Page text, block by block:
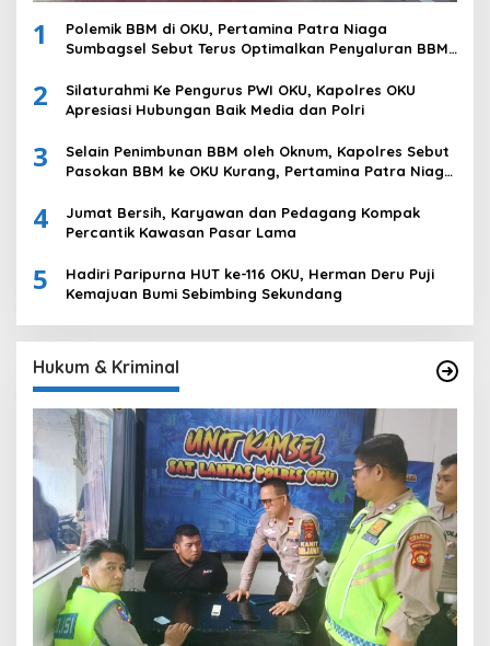
1
Polemik BBM di OKU, Pertamina Patra Niaga
Sumbagsel Sebut Terus Optimalkan Penyaluran BBM
Komering Ulu
2
Silaturahmi Ke Pengurus PWI OKU, Kapolres OKU
Apresiasi Hubungan Baik Media dan Polri
3
Selain Penimbunan BBM oleh Oknum, Kapolres Sebut
Pasokan BBM ke OKU Kurang, Pertamina Patra Niaga
4
Jumat Bersih, Karyawan dan Pedagang Kompak
Percantik Kawasan Pasar Lama
5
Hadiri Paripurna HUT ke-116 OKU, Herman Deru Puji
Kemajuan Bumi Sebimbing Sekundang
Hukum & Kriminal